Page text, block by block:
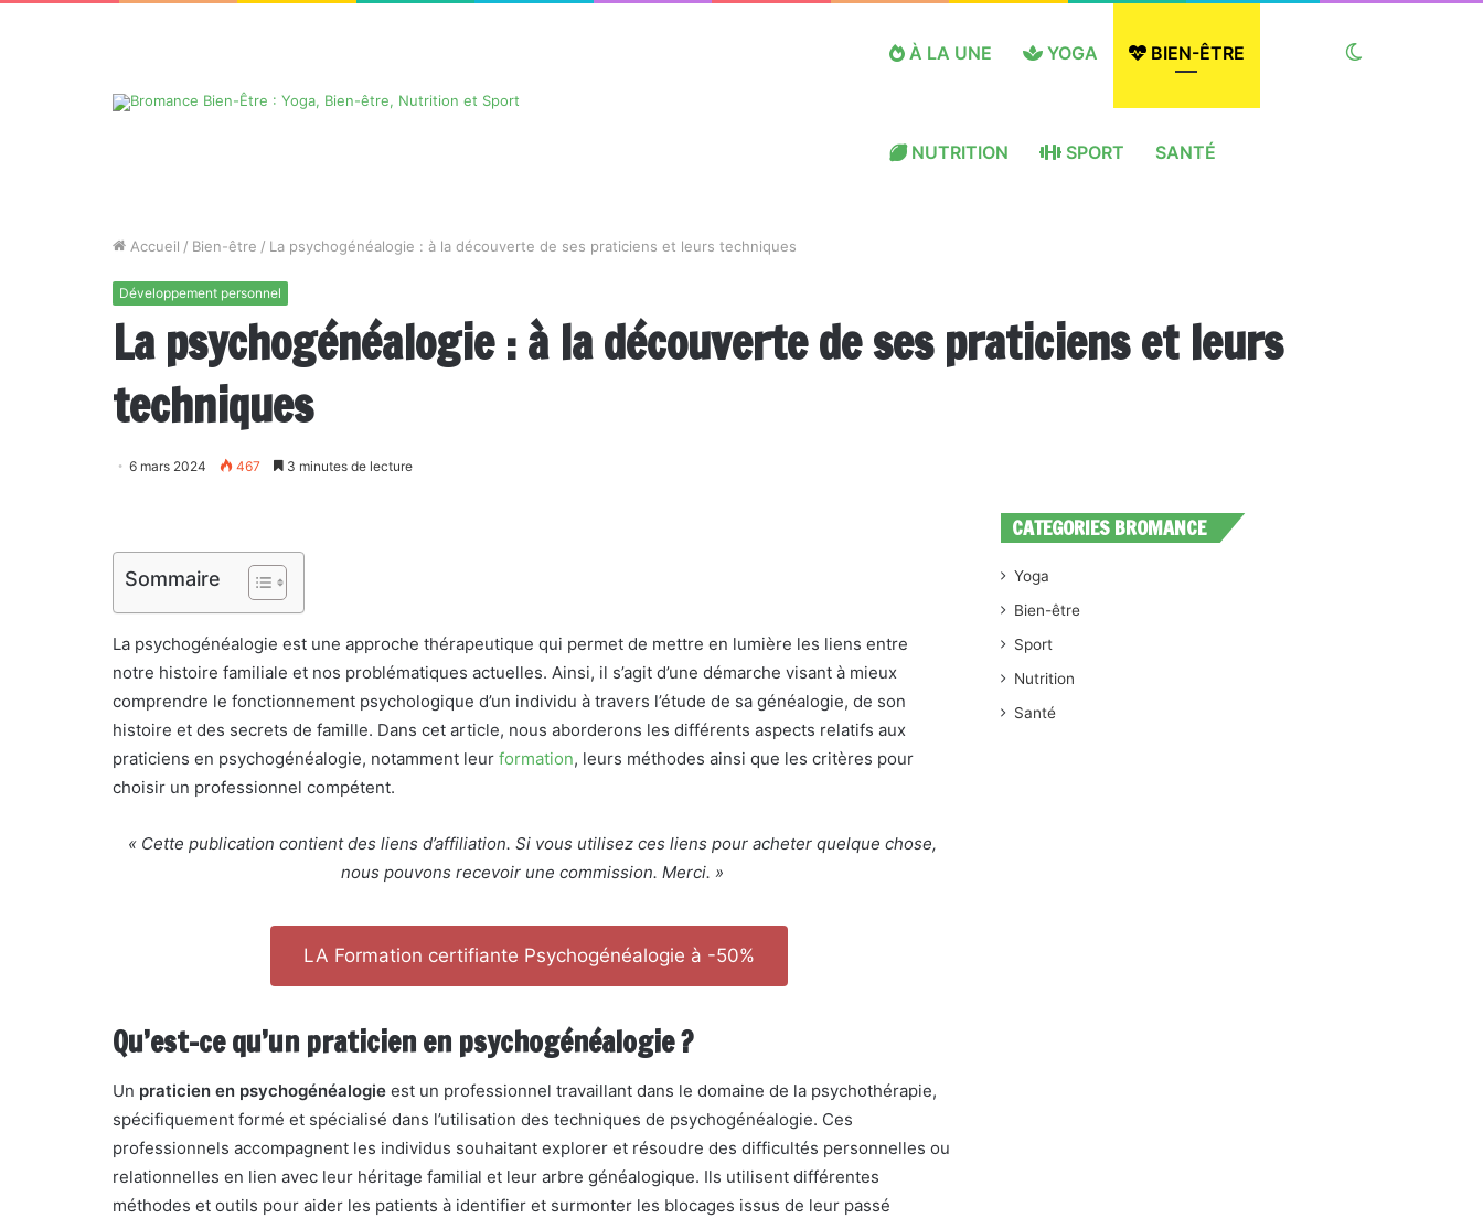
À LA UNE YOGA BIEN-ÊTRE
NUTRITION SPORT SANTÉ
Accueil / Bien-être / La psychogénéalogie : à la découverte de ses praticiens et leurs techniques
Développement personnel
La psychogénéalogie : à la découverte de ses praticiens et leurs
techniques
6 mars 2024 467 3 minutes de lecture
Sommaire
La psychogénéalogie est une approche thérapeutique qui permet de mettre en lumière les liens entre
notre histoire familiale et nos problématiques actuelles. Ainsi, il s’agit d’une démarche visant à mieux
comprendre le fonctionnement psychologique d’un individu à travers l’étude de sa généalogie, de son
histoire et des secrets de famille. Dans cet article, nous aborderons les différents aspects relatifs aux
praticiens en psychogénéalogie, notamment leur formation, leurs méthodes ainsi que les critères pour
choisir un professionnel compétent.
« Cette publication contient des liens d’affiliation. Si vous utilisez ces liens pour acheter quelque chose,
nous pouvons recevoir une commission. Merci. »
LA Formation certifiante Psychogénéalogie à -50%
Qu’est-ce qu’un praticien en psychogénéalogie ?
Un praticien en psychogénéalogie est un professionnel travaillant dans le domaine de la psychothérapie,
spécifiquement formé et spécialisé dans l’utilisation des techniques de psychogénéalogie. Ces
professionnels accompagnent les individus souhaitant explorer et résoudre des difficultés personnelles ou
relationnelles en lien avec leur héritage familial et leur arbre généalogique. Ils utilisent différentes
méthodes et outils pour aider les patients à identifier et surmonter les blocages issus de leur passé
CATEGORIES BROMANCE
Yoga
Bien-être
Sport
Nutrition
Santé